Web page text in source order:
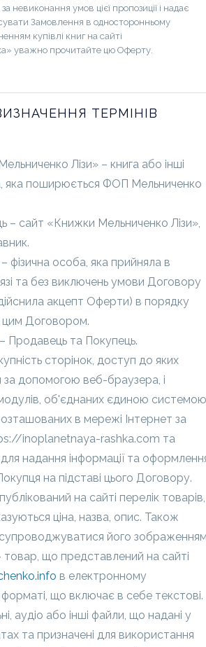
за невиконання умов цієї пропозиції і надає
Замовлення в односторонньому
купівлі книг на сайті
уважно прочитайте цю Оферту.
ТЕРМІНІВ
Лізи» – книга або інші
яка поширюється ФОП Мельниченко
– сайт «Книжки Мельниченко Лізи»,
фізична особа, яка прийняла в
та без виключень умови Договору
акцепт Оферти) в порядку
цим Договором.
Продавець та Покупець.
сторінок, доступ до яких
за допомогою веб-браузера, і
об'єднаних єдиною
в мережі Інтернет за
inoplanetnaya-rashka.com та
надання інформації та
на підставі цього Договору.
на сайті перелік товарів,
ціна, назва, опис. Також
його
товар, що представлений на сайті
в електронному
що включає в себе текстові.
аудіо або інші файли, що надані у
та призначені для використання